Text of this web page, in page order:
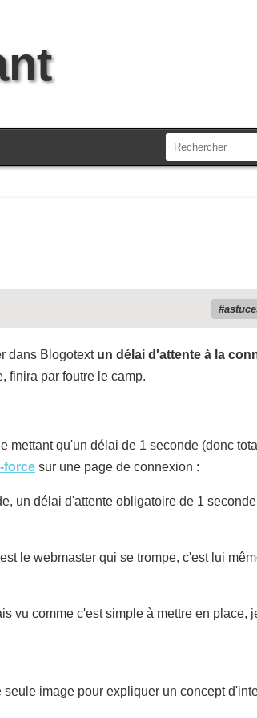
dans Blogotext un délai d'attente à la
finira par foutre le camp.
mettant qu'un délai de 1 seconde (donc
force sur une page de connexion :
un délai d'attente obligatoire de 1
le webmaster qui se trompe, c'est lui
vu comme c'est simple à mettre en place,
seule image pour expliquer un concept